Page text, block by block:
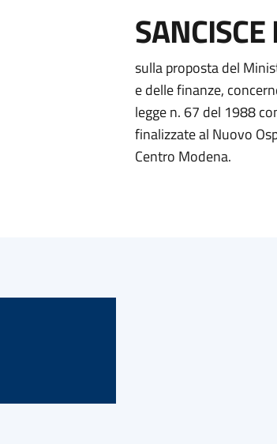
sulla proposta del
e delle finanze,
legge n. 67 del 1988
finalizzate al Nuovo
Centro Modena.